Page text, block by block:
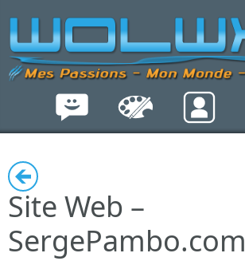
Site Web –
SergePambo.com